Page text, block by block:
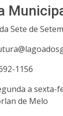
Sete de
1156
a sexta-
de Melo